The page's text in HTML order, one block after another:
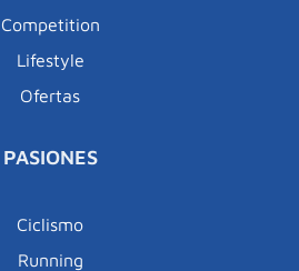
Competition
Lifestyle
Ofertas
PASIONES
Ciclismo
Running